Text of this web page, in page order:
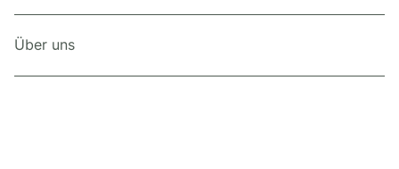
Über uns